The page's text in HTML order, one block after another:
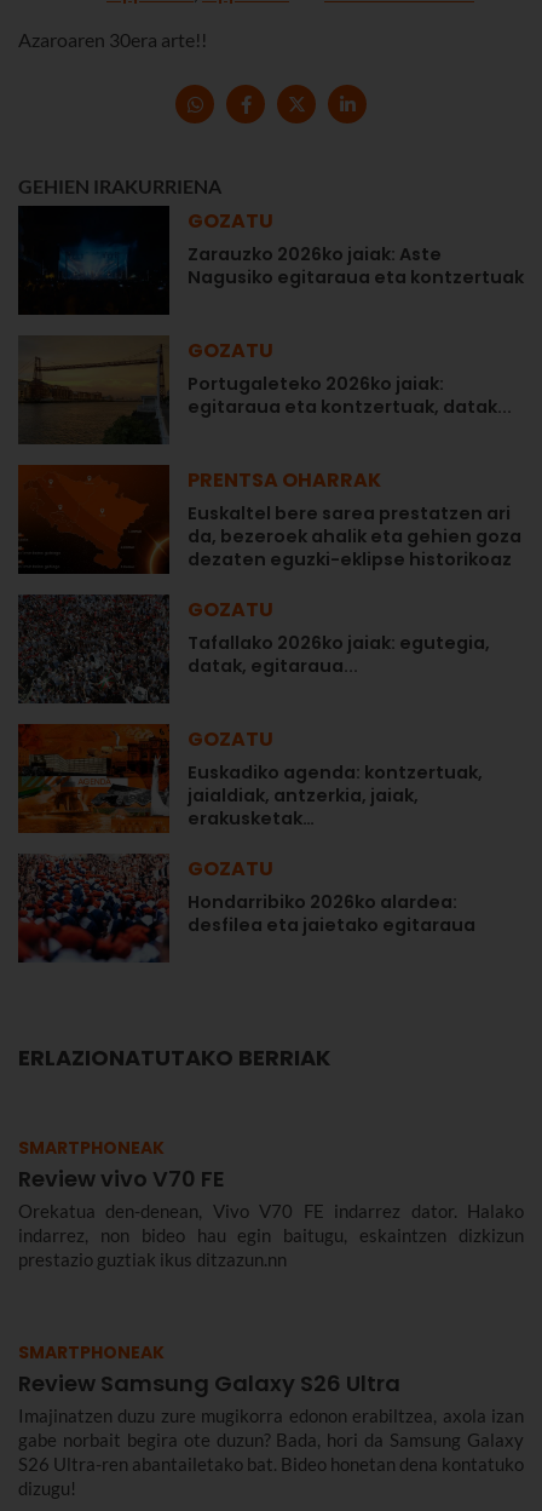
Azaroaren 30era arte!!
GEHIEN IRAKURRIENA
GOZATU
Zarauzko 2026ko jaiak: Aste
Nagusiko egitaraua eta kontzertuak
GOZATU
Portugaleteko 2026ko jaiak:
egitaraua eta kontzertuak, datak...
PRENTSA OHARRAK
Euskaltel bere sarea prestatzen ari
da, bezeroek ahalik eta gehien goza
dezaten eguzki-eklipse historikoaz
GOZATU
Tafallako 2026ko jaiak: egutegia,
datak, egitaraua...
GOZATU
Euskadiko agenda: kontzertuak,
jaialdiak, antzerkia, jaiak,
erakusketak…
GOZATU
Hondarribiko 2026ko alardea:
desfilea eta jaietako egitaraua
ERLAZIONATUTAKO BERRIAK
SMARTPHONEAK
Review vivo V70 FE
Orekatua den-denean, Vivo V70 FE indarrez dator. Halako
indarrez, non bideo hau egin baitugu, eskaintzen dizkizun
prestazio guztiak ikus ditzazun.nn
SMARTPHONEAK
Review Samsung Galaxy S26 Ultra
Imajinatzen duzu zure mugikorra edonon erabiltzea, axola izan
gabe norbait begira ote duzun? Bada, hori da Samsung Galaxy
S26 Ultra-ren abantailetako bat. Bideo honetan dena kontatuko
dizugu!